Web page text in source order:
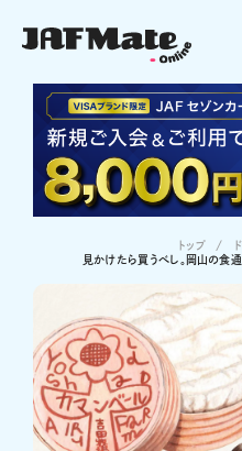
トップ
見かけたら買うべし。岡山の食